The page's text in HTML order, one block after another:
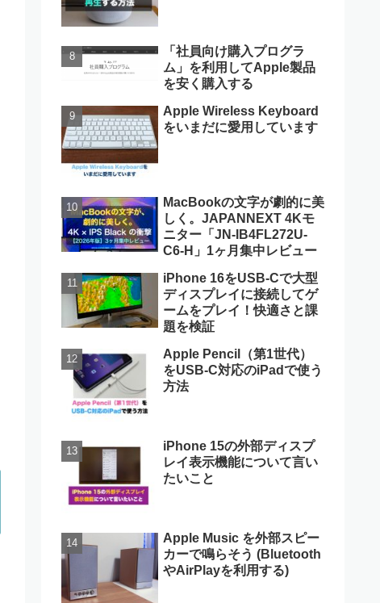
「社員向け購入プログラ
ム」を利用してApple製品
を安く購入する
Apple Wireless Keyboard
をいまだに愛用しています
MacBookの文字が劇的に美
しく。JAPANNEXT 4Kモ
ニター「JN-IB4FL272U-
C6-H」1ヶ月集中レビュー
iPhone 16をUSB-Cで大型
ディスプレイに接続してゲ
ームをプレイ！快適さと課
題を検証
Apple Pencil（第1世代）
をUSB-C対応のiPadで使う
方法
iPhone 15の外部ディスプ
レイ表示機能について言い
たいこと
Apple Music を外部スピー
カーで鳴らそう (Bluetooth
やAirPlayを利用する)